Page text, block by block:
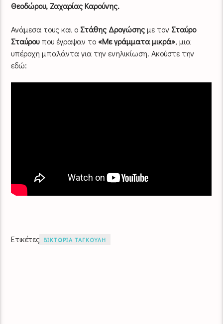
Θεοδώρου, Ζαχαρίας Καρούνης.
Ανάμεσα τους και ο Στάθης Δρογώσηςμε τον Σταύρο
Σταύρουπου έγραψαν το«Με γράμματα μικρά», μια
υπέροχη μπαλάντα για την ενηλικίωση. Ακούστε την
εδώ:
Ετικέτες ΒΙΚΤΩΡΙΑ ΤΑΓΚΟΥΛΗ